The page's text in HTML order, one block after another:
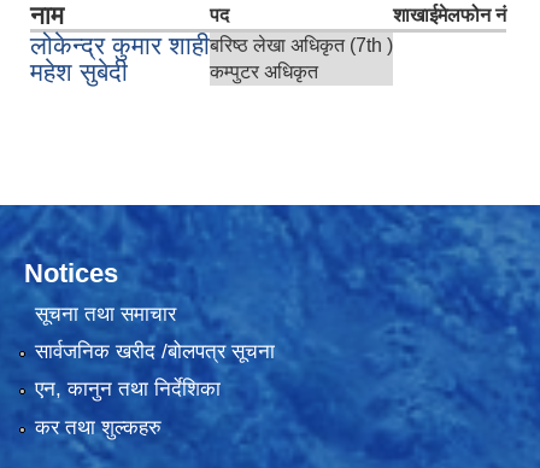
नाम पद शाखाईमेलफोन नं
लोकेन्द्र कुमार शाहीबरिष्ठ लेखा अधिकृत (7th )
महेश सुबेदी कम्पुटर अधिकृत
Notices
सूचना तथा समाचार
सार्वजनिक खरीद /बोलपत्र सूचना
एन, कानुन तथा निर्देशिका
कर तथा शुल्कहरु